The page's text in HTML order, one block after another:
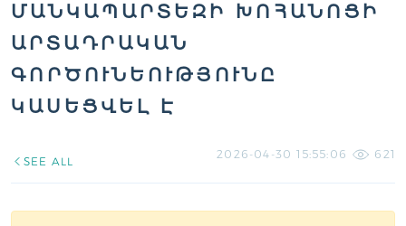
ՄԱՆԿԱՊԱՐՏԵԶԻ ԽՈՀԱՆՈՑԻ
ԱՐՏԱԴՐԱԿԱՆ
ԳՈՐԾՈՒՆԵՈՒԹՅՈՒՆԸ
ԿԱՍԵՑՎԵԼ Է
SEE ALL
2026-04-30 15:55:06 621